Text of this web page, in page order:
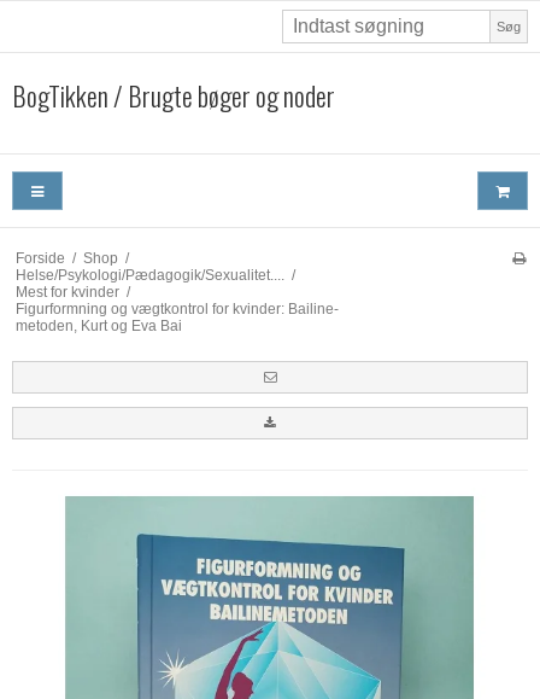
Søg
BogTikken / Brugte bøger og noder
Forside / Shop /
Helse/Psykologi/Pædagogik/Sexualitet....
/
Mest for kvinder /
Figurformning og vægtkontrol for kvinder: Bailine-
metoden, Kurt og Eva Bai